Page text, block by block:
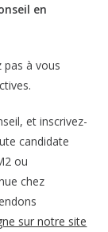
en
pas à vous
et inscrivez-
candidate
ou
chez
sur notre site